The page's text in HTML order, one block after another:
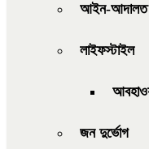
আইন-আদালত
লাইফস্টাইল
জন দুর্ভোগ